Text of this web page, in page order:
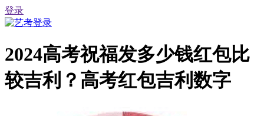
登录
2024高考祝福发多少钱红包比
较吉利？高考红包吉利数字